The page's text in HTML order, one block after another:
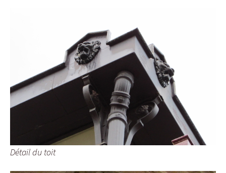
Détail du toit